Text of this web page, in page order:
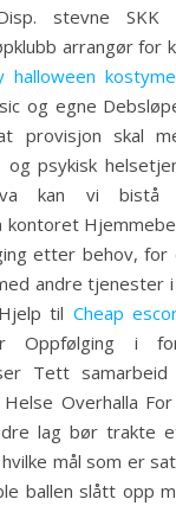
stevne
arrangør for
halloween
og egne
provisjon skal
og psykisk
kan vi bistå
etter behov, for
andre tjenester
til Cheap
Oppfølging i
Tett
Overhalla
lag bør trakte
mål som er
ballen slått opp